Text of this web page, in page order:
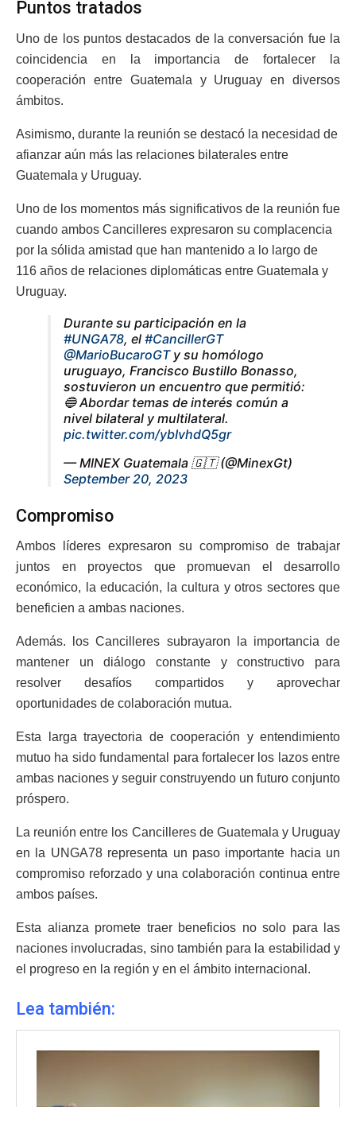
Puntos tratados
Uno de los puntos destacados de la conversación fue la
coincidencia en la importancia de fortalecer la
cooperación entre Guatemala y Uruguay en diversos
ámbitos.
Asimismo, durante la reunión se destacó la necesidad de
afianzar aún más las relaciones bilaterales entre
Guatemala y Uruguay.
Uno de los momentos más significativos de la reunión fue
cuando ambos Cancilleres expresaron su complacencia
por la sólida amistad que han mantenido a lo largo de
116 años de relaciones diplomáticas entre Guatemala y
Uruguay.
Durante su participación en la
#UNGA78, el #CancillerGT
@MarioBucaroGTy su homólogo
uruguayo, Francisco Bustillo Bonasso,
sostuvieron un encuentro que permitió:
🔵 Abordar temas de interés común a
nivel bilateral y multilateral.
pic.twitter.com/ybIvhdQ5gr
— MINEX Guatemala 🇬🇹 (@MinexGt)
September 20, 2023
Compromiso
Ambos líderes expresaron su compromiso de trabajar
juntos en proyectos que promuevan el desarrollo
económico, la educación, la cultura y otros sectores que
beneficien a ambas naciones.
Además. los Cancilleres subrayaron la importancia de
mantener un diálogo constante y constructivo para
resolver desafíos compartidos y aprovechar
oportunidades de colaboración mutua.
Esta larga trayectoria de cooperación y entendimiento
mutuo ha sido fundamental para fortalecer los lazos entre
ambas naciones y seguir construyendo un futuro conjunto
próspero.
La reunión entre los Cancilleres de Guatemala y Uruguay
en la UNGA78 representa un paso importante hacia un
compromiso reforzado y una colaboración continua entre
ambos países.
Esta alianza promete traer beneficios no solo para las
naciones involucradas, sino también para la estabilidad y
el progreso en la región y en el ámbito internacional.
Lea también: